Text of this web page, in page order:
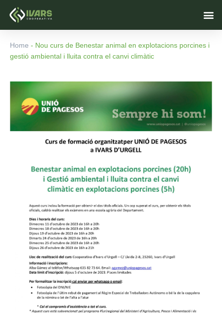
Home - Nou curs de Benestar animal en explotacions porcines i
gestió ambiental i lluita contra el canvi climàtic